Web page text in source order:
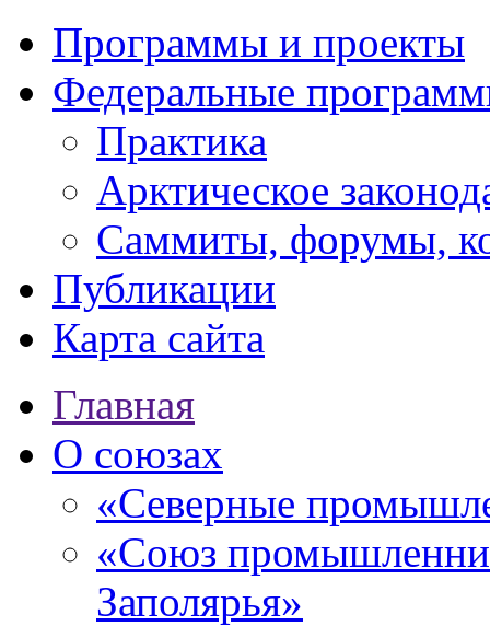
Программы и проекты
Федеральные
Практика
Арктическое
Саммиты, форумы,
Публикации
Карта сайта
Главная
О союзах
«Северные
«Союз
Заполярья»